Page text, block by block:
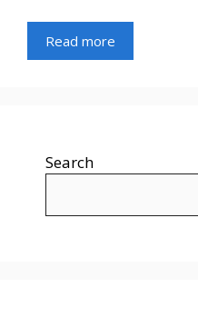
Read more
Search